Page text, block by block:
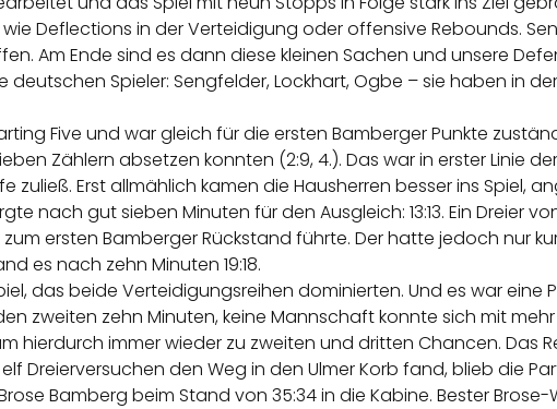
Deflections in der Verteidigung oder offensive Rebounds.
Am Ende sind es dann diese kleinen Sachen und unsere
Spieler: Sengfelder, Lockhart, Ogbe – sie haben in
Five und war gleich für die ersten Bamberger Punkte
Zählern absetzen konnten (2:9, 4.). Das war in erster Linie
zuließ. Erst allmählich kamen die Hausherren besser ins Spiel,
nach gut sieben Minuten für den Ausgleich: 13:13. Ein Dreier
zum ersten Bamberger Rückstand führte. Der hatte jedoch nur
es nach zehn Minuten 19:18.
das beide Verteidigungsreihen dominierten. Und es war
zweiten zehn Minuten, keine Mannschaft konnte sich mit mehr
hierdurch immer wieder zu zweiten und dritten Chancen. Das
Dreierversuchen den Weg in den Ulmer Korb fand, blieb die
Bamberg beim Stand von 35:34 in die Kabine. Bester